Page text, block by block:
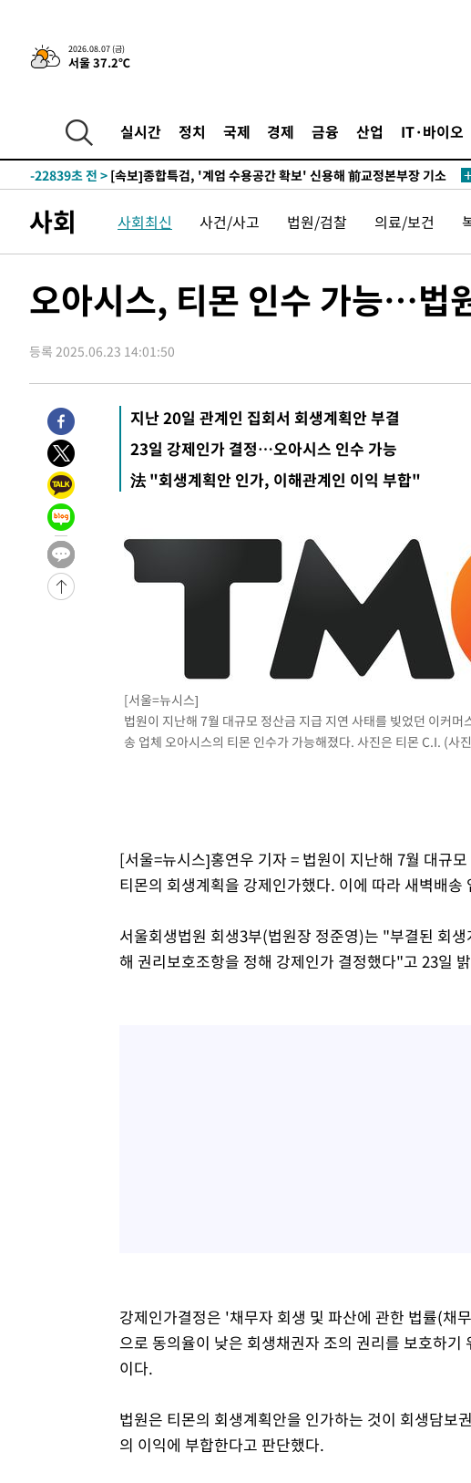
2026.08.07 (금)
서울 37.2℃
실시간 정치 국제 경제 금융 산업 IT·바이오
-26193초 전 >외국인 심판 성 접대 7경기 들여다보니…한국 축구 '5승 2무'
-25927초 전 > [속보]코스닥, 2.86포인트(0.36%) 내린 798.81마감
-25860초 전 >
[속보]원·달러 환율, 7.7원 내린 1416.1원 마감
-25749초 전 >
-22839초 전 > [속보]종합특검, '계엄 수용공간 확보' 신용해 前교정본부장 기소
-21683초 전 >
11시간 압수수색에 성접대 파문까지…'쑥대밭' 된 축구협회
-20705초 전 >[속보]규제합리화위원회 부위원장에 김태유 서울대 공대 교수…이
-12388초 전 >[속보] 7월 중국 수출 23.9%↑ 수입 27.5%↑…무역총액
-9414초 전 >[속보]종합특검, '관저이전 봐주기 감사' 유병호 구속기소
-6014초 전 >민주 콩고 에볼라환자 4천명 돌파, 4053명 발생 1850명 사망
-5264초 전 >
[속보]'300억원대 사기 혐의' 차가원 대표 구속 송치
-4458초 전 >
"미 전국적 살모네라 식중독 원인은 멕시코산 할라피뇨"-- CDC
-2971초 전 >
[속보]경찰·노동부, HL만도 평택사업장 끼임 사망 관련 압수수색
-31798초 전 >
낮 최고 37도 찜통더위…곳곳 소나기·강원 많은 비[내일날씨]
-30104초 전 >
응"
-26960초 전 >
-26213초 전 >
외국인 심판 성 접대 7경기 들여다보니…한국 축구 '5승 2무'
-25947초 전 >
[속보]코스닥, 2.86포인트(0.36%) 내린 798.81마감
[속보]코스피, 6200선 약보합…0.60% 내린 6258.77에 마쳐
[속보]원·달러 환율, 7.7원 내린 1416.1원 마감
[속보] 노원서 40.1도 관측…서울, 2018년 이후 첫 40도
외신들도 주목한 韓축구 파문…"국민적 공분에 수사 재개"
11시간 압수수색에 성접대 파문까지…'쑥대밭' 된 축구협회
[속보]종합특검, '관저이전 봐주기 감사' 유병호 구속기소
민주 콩고 에볼라환자 4천명 돌파, 4053명 발생 1850명 사망
"미 전국적 살모네라 식중독 원인은 멕시코산 할라피뇨"-- CDC
[속보]경찰·노동부, HL만도 평택사업장 끼임 사망 관련 압수수색
사회 사회최신 사건/사고 법원/검찰 의료/보건
오아시스, 티몬 인수 가능…법
등록 2025.06.23 14:01:50
지난 20일 관계인 집회서 회생계획안 부결
23일 강제인가 결정…오아시스 인수 가능
法 "회생계획안 인가, 이해관계인 이익 부합"
[서울=뉴시스]
법원이 지난해 7월 대규모 정산금 지급 지연 사태를 빚었던 이커
송 업체 오아시스의 티몬 인수가 가능해졌다. 사진은 티몬 C.I. (사
[서울=뉴시스]홍연우 기자 = 법원이 지난해 7월 대규
티몬의 회생계획을 강제인가했다. 이에 따라 새벽배
서울회생법원 회생3부(법원장 정준영)는 "부결된 회
해 권리보호조항을 정해 강제인가 결정했다"고 23일
강제인가결정은 '채무자 회생 및 파산에 관한 법률(채
으로 동의율이 낮은 회생채권자 조의 권리를 보호하
이다.
법원은 티몬의 회생계획안을 인가하는 것이 회생담보
의 이익에 부합한다고 판단했다.